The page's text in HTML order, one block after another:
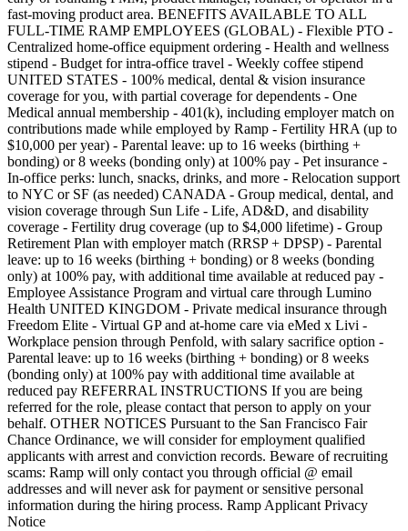
fast-moving product area. BENEFITS AVAILABLE TO ALL
FULL-TIME RAMP EMPLOYEES (GLOBAL) - Flexible PTO -
Centralized home-office equipment ordering - Health and wellness
stipend - Budget for intra-office travel - Weekly coffee stipend
UNITED STATES - 100% medical, dental & vision insurance
coverage for you, with partial coverage for dependents - One
Medical annual membership - 401(k), including employer match on
contributions made while employed by Ramp - Fertility HRA (up to
$10,000 per year) - Parental leave: up to 16 weeks (birthing +
bonding) or 8 weeks (bonding only) at 100% pay - Pet insurance -
In-office perks: lunch, snacks, drinks, and more - Relocation support
to NYC or SF (as needed) CANADA - Group medical, dental, and
vision coverage through Sun Life - Life, AD&D, and disability
coverage - Fertility drug coverage (up to $4,000 lifetime) - Group
Retirement Plan with employer match (RRSP + DPSP) - Parental
leave: up to 16 weeks (birthing + bonding) or 8 weeks (bonding
only) at 100% pay, with additional time available at reduced pay -
Employee Assistance Program and virtual care through Lumino
Health UNITED KINGDOM - Private medical insurance through
Freedom Elite - Virtual GP and at-home care via eMed x Livi -
Workplace pension through Penfold, with salary sacrifice option -
Parental leave: up to 16 weeks (birthing + bonding) or 8 weeks
(bonding only) at 100% pay with additional time available at
reduced pay REFERRAL INSTRUCTIONS If you are being
referred for the role, please contact that person to apply on your
behalf. OTHER NOTICES Pursuant to the San Francisco Fair
Chance Ordinance, we will consider for employment qualified
applicants with arrest and conviction records. Beware of recruiting
scams: Ramp will only contact you through official @ email
addresses and will never ask for payment or sensitive personal
information during the hiring process. Ramp Applicant Privacy
Notice